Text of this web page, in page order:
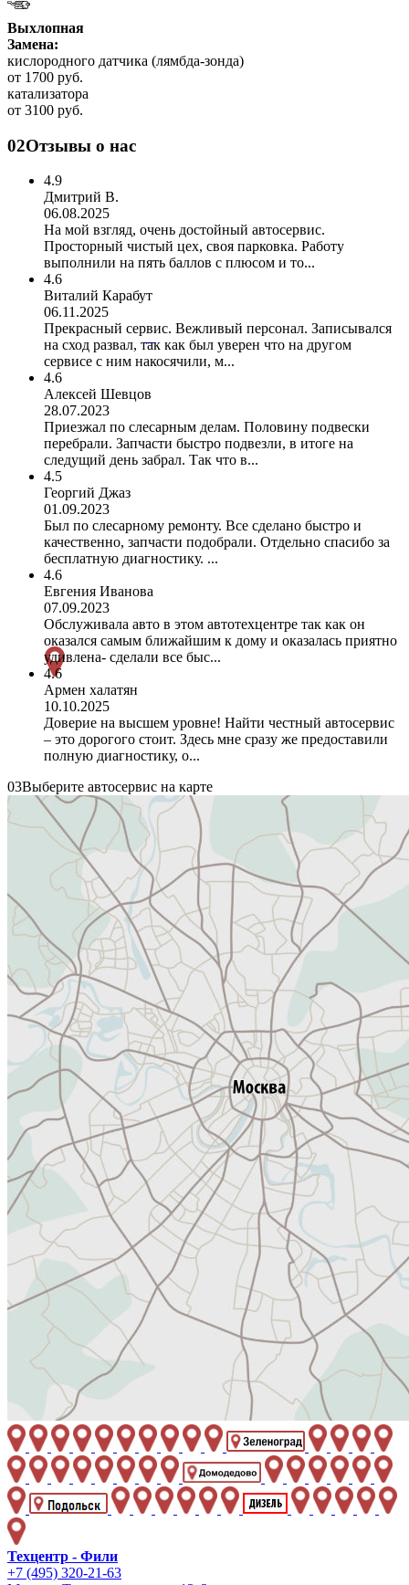
Выхлопная
Замена:
кислородного датчика (лямбда-зонда)
от 1700 руб.
катализатора
от 3100 руб.
02Отзывы о нас
4.9
Дмитрий В.
06.08.2025
На мой взгляд, очень достойный автосервис.
Просторный чистый цех, своя парковка. Работу
выполнили на пять баллов с плюсом и то...
4.6
Виталий Карабут
06.11.2025
Прекрасный сервис. Вежливый персонал. Записывался
на сход развал, так как был уверен что на другом
сервисе с ним накосячили, м...
4.6
Алексей Шевцов
28.07.2023
Приезжал по слесарным делам. Половину подвески
перебрали. Запчасти быстро подвезли, в итоге на
следущий день забрал. Так что в...
4.5
Георгий Джаз
01.09.2023
Был по слесарному ремонту. Все сделано быстро и
качественно, запчасти подобрали. Отдельно спасибо за
бесплатную диагностику. ...
4.6
Евгения Иванова
07.09.2023
Обслуживала авто в этом автотехцентре так как он
оказался самым ближайшим к дому и оказалась приятно
удивлена- сделали все быс...
4.6
Армен халатян
10.10.2025
Доверие на высшем уровне! Найти честный автосервис
– это дорогого стоит. Здесь мне сразу же предоставили
полную диагностику, о...
03Выберите автосервис на карте
Техцентр - Фили
+7 (495) 320-21-63